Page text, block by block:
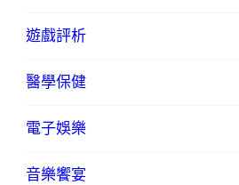
遊戲評析
醫學保健
電子娛樂
音樂饗宴